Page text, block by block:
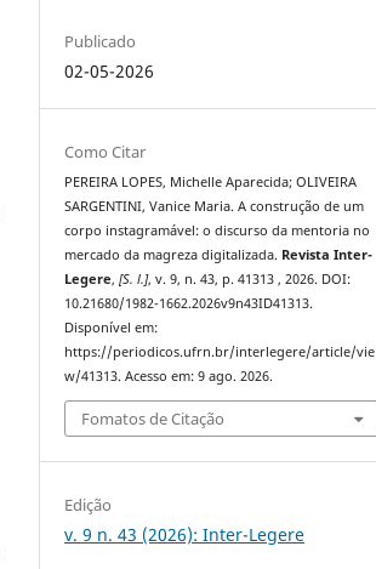
Publicado
02-05-2026
Como Citar
PEREIRA LOPES, Michelle Aparecida; OLIVEIRA
SARGENTINI, Vanice Maria. A construção de um
corpo instagramável: o discurso da mentoria no
mercado da magreza digitalizada. Revista Inter-
Legere,[S. l.], v. 9, n. 43, p. 41313 , 2026. DOI:
10.21680/1982-1662.2026v9n43ID41313.
Disponível em:
https://periodicos.ufrn.br/interlegere/article/vie
w/41313. Acesso em: 9 ago. 2026.
Fomatos de Citação
Edição
v. 9 n. 43 (2026): Inter-Legere